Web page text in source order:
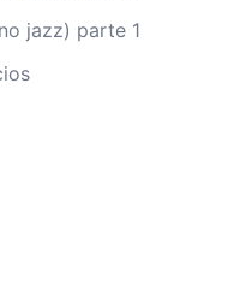
jazz) parte 1